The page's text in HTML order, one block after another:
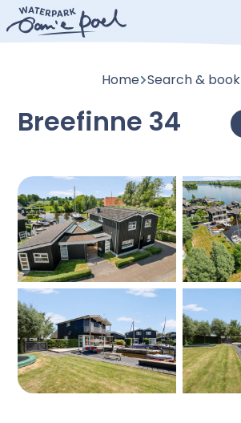
Home Search & book
Breefinne 34